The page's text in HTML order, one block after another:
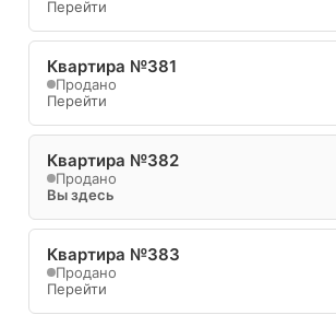
Перейти
Квартира №381
Продано
Перейти
Квартира №382
Продано
Вы здесь
Квартира №383
Продано
Перейти